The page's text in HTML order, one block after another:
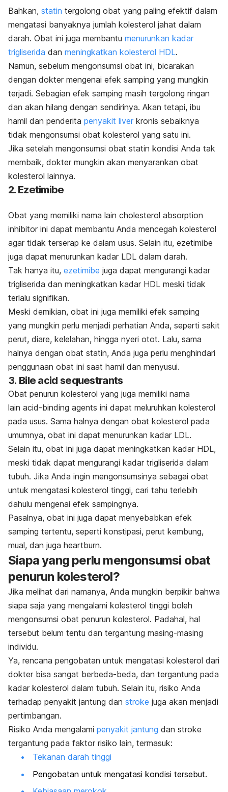
Bahkan, statin tergolong obat yang paling efektif dalam
mengatasi banyaknya jumlah kolesterol jahat dalam
darah. Obat ini juga membantu menurunkan kadar
trigliserida dan meningkatkan kolesterol HDL.
Namun, sebelum mengonsumsi obat ini, bicarakan
dengan dokter mengenai efek samping yang mungkin
terjadi. Sebagian efek samping masih tergolong ringan
dan akan hilang dengan sendirinya. Akan tetapi, ibu
hamil dan penderita penyakit liver kronis sebaiknya
tidak mengonsumsi obat kolesterol yang satu ini.
Jika setelah mengonsumsi obat statin kondisi Anda tak
membaik, dokter mungkin akan menyarankan obat
kolesterol lainnya.
2. Ezetimibe
Obat yang memiliki nama lain cholesterol absorption
inhibitor ini dapat membantu Anda mencegah kolesterol
agar tidak terserap ke dalam usus. Selain itu, ezetimibe
juga dapat menurunkan kadar LDL dalam darah.
Tak hanya itu, ezetimibe juga dapat mengurangi kadar
trigliserida dan meningkatkan kadar HDL meski tidak
terlalu signifikan.
Meski demikian, obat ini juga memiliki efek samping
yang mungkin perlu menjadi perhatian Anda, seperti sakit
perut, diare, kelelahan, hingga nyeri otot. Lalu, sama
halnya dengan obat statin, Anda juga perlu menghindari
penggunaan obat ini saat hamil dan menyusui.
3. Bile acid sequestrants
Obat penurun kolesterol yang juga memiliki nama
lain acid-binding agents ini dapat meluruhkan kolesterol
pada usus. Sama halnya dengan obat kolesterol pada
umumnya, obat ini dapat menurunkan kadar LDL.
Selain itu, obat ini juga dapat meningkatkan kadar HDL,
meski tidak dapat mengurangi kadar trigliserida dalam
tubuh. Jika Anda ingin mengonsumsinya sebagai obat
untuk mengatasi kolesterol tinggi, cari tahu terlebih
dahulu mengenai efek sampingnya.
Pasalnya, obat ini juga dapat menyebabkan efek
samping tertentu, seperti konstipasi, perut kembung,
mual, dan juga heartburn.
Siapa yang perlu mengonsumsi obat
penurun kolesterol?
Jika melihat dari namanya, Anda mungkin berpikir bahwa
siapa saja yang mengalami kolesterol tinggi boleh
mengonsumsi obat penurun kolesterol. Padahal, hal
tersebut belum tentu dan tergantung masing-masing
individu.
Ya, rencana pengobatan untuk mengatasi kolesterol dari
dokter bisa sangat berbeda-beda, dan tergantung pada
kadar kolesterol dalam tubuh. Selain itu, risiko Anda
terhadap penyakit jantung dan stroke juga akan menjadi
pertimbangan.
Risiko Anda mengalami penyakit jantung dan stroke
tergantung pada faktor risiko lain, termasuk:
Tekanan darah tinggi
Pengobatan untuk mengatasi kondisi tersebut.